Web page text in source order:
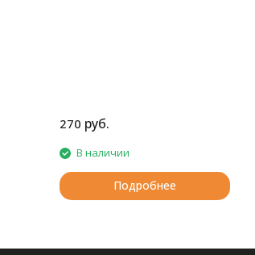
270 руб.
В наличии
Подробнее